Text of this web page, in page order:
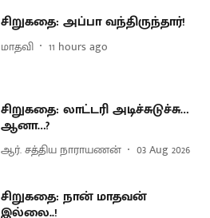
சிறுகதை: அப்பா வந்திருந்தார்!
மாதவி 11 hours ago
சிறுகதை: லாட்டரி அடிச்சுடுச்சு…
ஆனா…?
ஆர். சத்திய நாராயணன் 03 Aug 2026
சிறுகதை: நான் மாதவன்
இல்லை..!